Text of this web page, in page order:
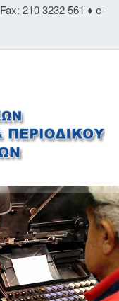
Fax: 210 3232 561 ♦ e-